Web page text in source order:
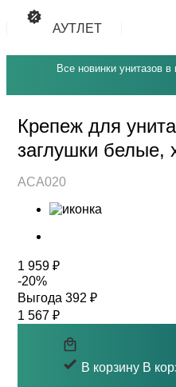
АУТЛЕТ
Все новинки унитазов
Крепеж для
заглушки белые,
ACA020
1 959 ₽
-20%
Выгода 392 ₽
1 567 ₽
В корзину В